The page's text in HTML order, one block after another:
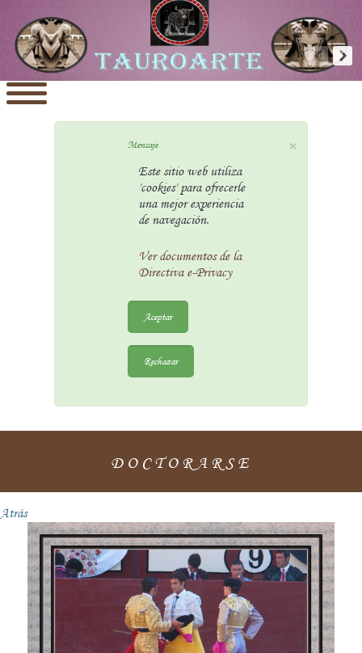
×
Mensaje
Este sitio web utiliza
'cookies' para ofrecerle
una mejor experiencia
de navegación.
Ver documentos de la
Directiva e-Privacy
Aceptar
Rechazar
DOCTORARSE
Atrás